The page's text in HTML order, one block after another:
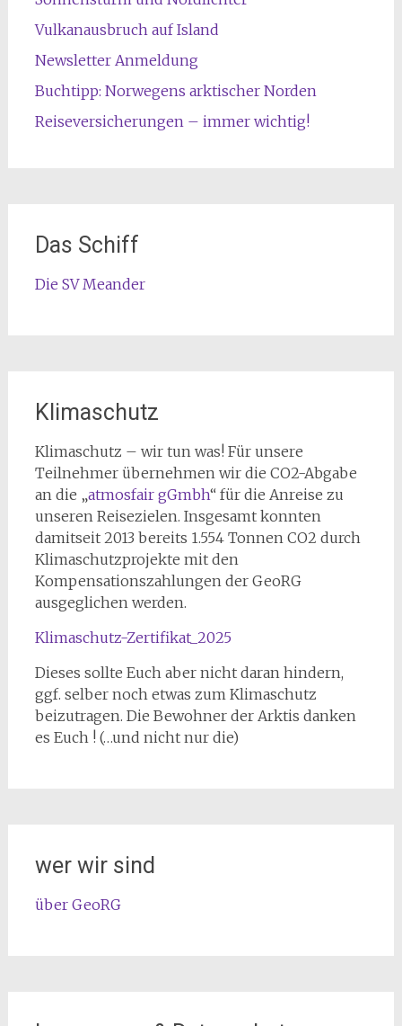
Vulkanausbruch auf Island
Newsletter Anmeldung
Buchtipp: Norwegens arktischer Norden
Reiseversicherungen – immer wichtig!
Das Schiff
Die SV Meander
Klimaschutz
Klimaschutz – wir tun was! Für unsere
Teilnehmer übernehmen wir die CO2-Abgabe
an die „atmosfair gGmbh“ für die Anreise zu
unseren Reisezielen. Insgesamt konnten
damitseit 2013 bereits 1.554 Tonnen CO2 durch
Klimaschutzprojekte mit den
Kompensationszahlungen der GeoRG
ausgeglichen werden.
Klimaschutz-Zertifikat_2025
Dieses sollte Euch aber nicht daran hindern,
ggf. selber noch etwas zum Klimaschutz
beizutragen. Die Bewohner der Arktis danken
es Euch ! (…und nicht nur die)
wer wir sind
über GeoRG